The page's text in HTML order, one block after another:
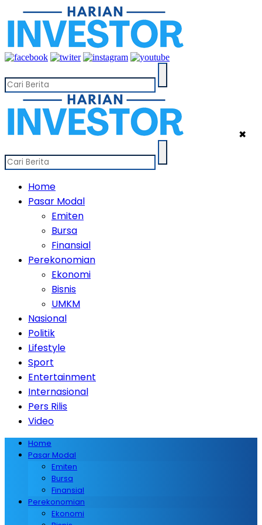
✖
Home
Pasar Modal
Emiten
Bursa
Finansial
Perekonomian
Ekonomi
Bisnis
UMKM
Nasional
Politik
Lifestyle
Sport
Entertainment
Internasional
Pers Rilis
Video
Home
Pasar Modal
Emiten
Bursa
Finansial
Perekonomian
Ekonomi